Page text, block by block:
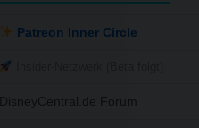
Patreon Inner Circle
DisneyCentral.de Forum